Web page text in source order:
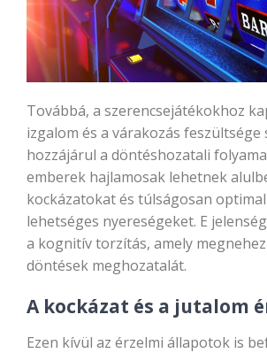
Továbbá, a szerencsejátékokhoz
izgalom és a várakozás feszültsége
hozzájárul a döntéshozatali
emberek hajlamosak lehetnek
kockázatokat és túlságosan
lehetséges nyereségeket. E
a kognitív torzítás, amely
döntések meghozatalát.
A kockázat és a jutalom
Ezen kívül az érzelmi állapotok is